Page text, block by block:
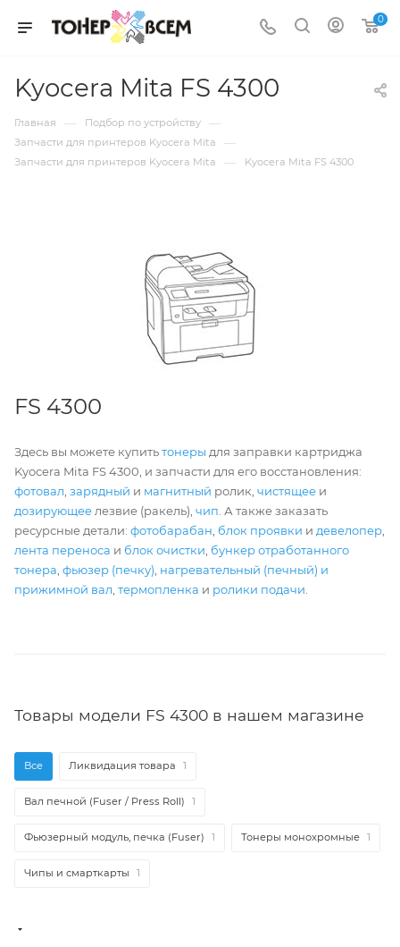
0
Kyocera Mita FS 4300
Главная — Подбор по устройству —
Запчасти для принтеров Kyocera Mita —
Запчасти для принтеров Kyocera Mita — Kyocera Mita FS 4300
FS 4300
Здесь вы можете купитьтонеры для заправки картриджа
Kyocera Mita FS 4300, и запчасти для его восстановления:
фотовал зарядный и магнитный ролик, чистящее и
дозирующее лезвие (ракель), чип . А также заказать
ресурсные детали: фотобарабан блок проявки и девелопер
лента переноса и блок очистки бункер отработанного
тонера фьюзер (печку) нагревательный (печный) и
прижимной вал термопленка и ролики подачи
Товары модели FS 4300 в нашем магазине
Все Ликвидация товара 1
Вал печной (Fuser / Press Roll) 1
Фьюзерный модуль, печка (Fuser) 1 Тонеры монохромные 1
Чипы и смарткарты 1